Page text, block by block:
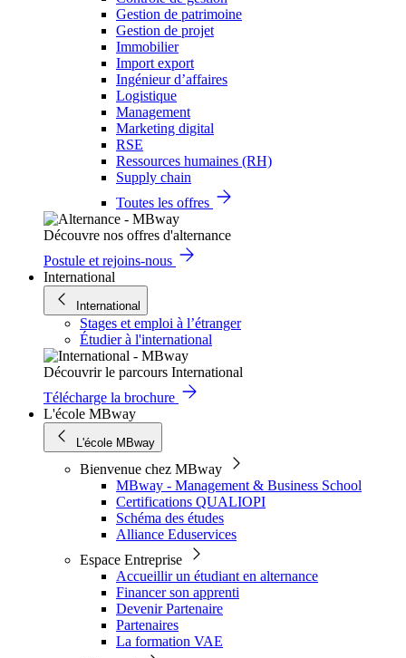
Gestion de patrimoine
Gestion de projet
Immobilier
Import export
Ingénieur d’affaires
Logistique
Management
Marketing digital
RSE
Ressources humaines (RH)
Supply chain
Toutes les offres
Découvre nos offres d'alternance
Postule et rejoins-nous
International
International
Stages et emploi à l’étranger
Étudier à l'international
Découvrir le parcours International
Télécharge la brochure
L'école MBway
L'école MBway
Bienvenue chez MBway
MBway - Management & Business School
Certifications QUALIOPI
Schéma des études
Alliance Eduservices
Espace Entreprise
Accueillir un étudiant en alternance
Financer son apprenti
Devenir Partenaire
Partenaires
La formation VAE